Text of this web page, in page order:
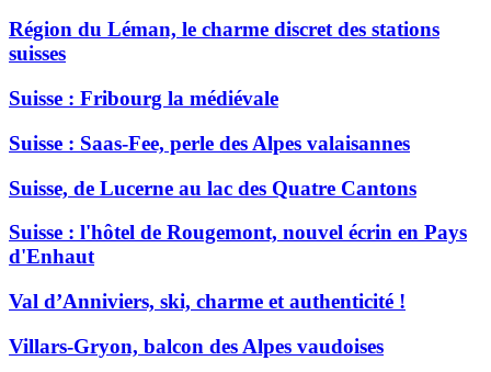
Région du Léman, le charme discret des stations
suisses
Suisse : Fribourg la médiévale
Suisse : Saas-Fee, perle des Alpes valaisannes
Suisse, de Lucerne au lac des Quatre Cantons
Suisse : l'hôtel de Rougemont, nouvel écrin en Pays
d'Enhaut
Val d’Anniviers, ski, charme et authenticité !
Villars-Gryon, balcon des Alpes vaudoises